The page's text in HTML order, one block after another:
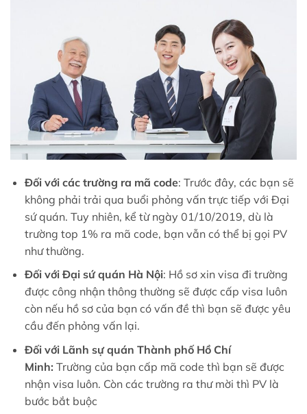
Đối với các trường ra mã code: Trước đây, các bạn sẽ
không phải trải qua buổi phỏng vấn trực tiếp với Đại
sứ quán. Tuy nhiên, kể từ ngày 01/10/2019, dù là
trường top 1% ra mã code, bạn vẫn có thể bị gọi PV
như thường.
Đối với Đại sứ quán Hà Nội: Hồ sơ xin visa đi trường
được công nhận thông thường sẽ được cấp visa luôn
còn nếu hồ sơ của bạn có vấn đề thì bạn sẽ được yêu
cầu đến phỏng vấn lại.
Đối với Lãnh sự quán Thành phố Hồ Chí
Minh: Trường của bạn cấp mã code thì bạn sẽ được
nhận visa luôn. Còn các trường ra thư mời thì PV là
bước bắt buộc